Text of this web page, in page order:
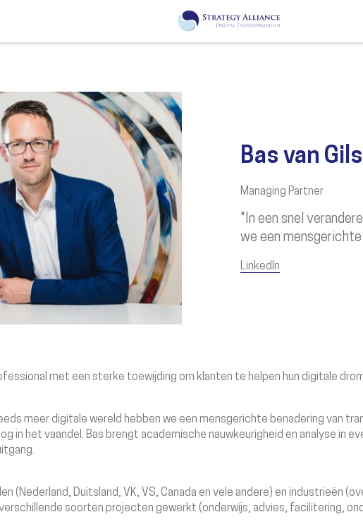
Bas van Gils
Managing Partner
"In een snel
we een
LinkedIn
met een sterke toewijding om klanten te helpen hun digitale
meer digitale wereld hebben we een mensgerichte benadering van
in het vaandel. Bas brengt academische nauwkeurigheid en analyse in
(Nederland, Duitsland, VK, VS, Canada en vele andere) en industrieën
soorten projecten gewerkt (onderwijs, advies, facilitering,